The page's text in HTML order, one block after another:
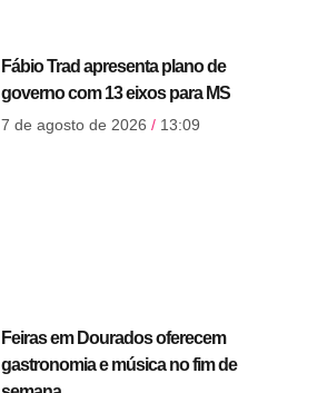
Fábio Trad apresenta plano de
governo com 13 eixos para MS
7 de agosto de 2026 13:09
Feiras em Dourados oferecem
gastronomia e música no fim de